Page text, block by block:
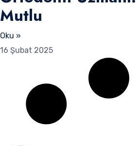
Mutlu
Oku »
16 Şubat 2025